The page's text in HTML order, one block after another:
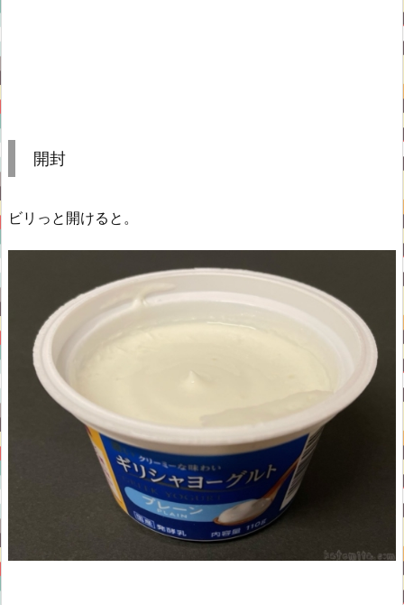
開封
ビリっと開けると。